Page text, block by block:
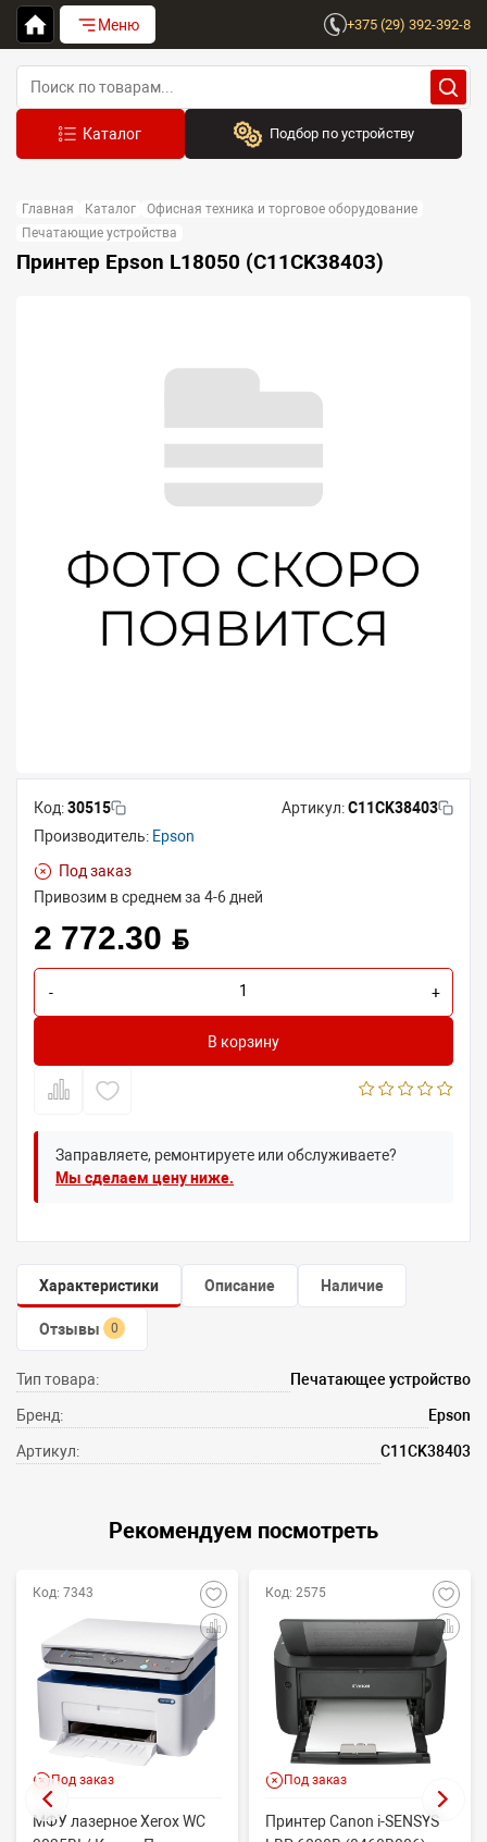
Меню +375 (29) 392-392-8
Подбор по устройству
Выберите бренд
Устройство:
Главная Каталог
Офисная техника и торговое оборудование
Печатающие устройства
Принтер Epson L18050 (C11CK38403)
Код:30515 Артикул:C11CK38403
Производитель: Epson
Под заказ
Привозим в среднем за 4-6 дней
2 772.30 BYN
- +
В корзину
Заправляете, ремонтируете или обслуживаете?
Мы сделаем цену ниже.
Характеристики Описание Наличие
Отзывы 0
Тип товара: Печатающее устройство
Бренд: Epson
Артикул: C11CK38403
Рекомендуем посмотреть
Код: 7343
Под заказ
МФУ лазерное Xerox WC
Код: 2575
Под заказ
Принтер Canon i-SENSYS